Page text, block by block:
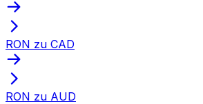
RON zu CAD
RON zu AUD